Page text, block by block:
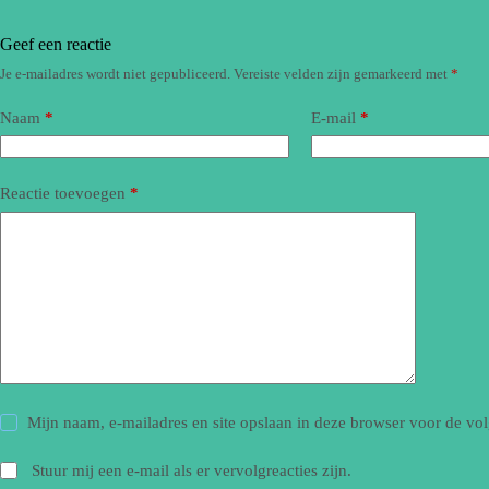
Geef een reactie
Je e-mailadres wordt niet gepubliceerd. Vereiste velden zijn gemarkeerd met *
Naam * E-mail *
Reactie toevoegen *
Mijn naam, e-mailadres en site opslaan in deze browser voor de
Stuur mij een e-mail als er vervolgreacties zijn.